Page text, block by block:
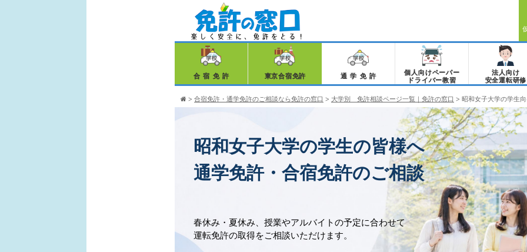
合宿免許 東京合宿免許 通学免許
個人向けペーパー
ドライバー教習
法人向け
安全運転研修
> 合宿免許・通学免許のご相談なら免許の窓口 > 大学別 免許相談ページ一覧｜免許の窓口 > 昭和女子大学の学生
昭和女子大学の学生の皆様へ
通学免許・合宿免許のご相談
春休み・夏休み、授業やアルバイトの予定に合わせて
運転免許の取得をご相談いただけます。